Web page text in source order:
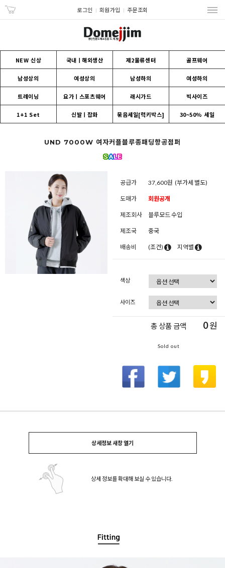
로그인 회원가입 주문조회
NEW 신상 국내ㅣ해외생산 제2물류센터 골프웨어
남성상의 여성상의 남성하의 여성하의
트레이닝 요가ㅣ스포츠웨어 래시가드 빅사이즈
1+1 Set 신발ㅣ잡화 묶음세일[럭키박스] 30~50% 세일
UND 7000W 여자커플블루종패딩항공점퍼
공급가 37,600원 (부가세 별도)
도매가 회원공개
제조회사 블루모드 수입
제조국 중국
배송비 (조건) 지역별
색상
사이즈
총 상품 금액 0원
Sold out
상세정보 새창 열기
상세 정보를 확대해 보실 수 있습니다.